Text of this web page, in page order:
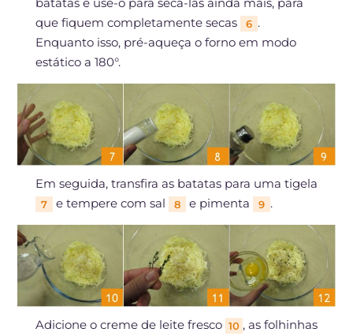
batatas e use-o para secá-las ainda mais, para
que fiquem completamente secas
6 .
Enquanto isso, pré-aqueça o forno em modo
estático a 180°.
Em seguida, transfira as batatas para uma tigela
7 e tempere com sal 8 e pimenta 9 .
Adicione o creme de leite fresco 10 , as folhinhas